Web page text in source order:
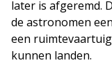
later is afgeremd.
de astronomen
een
kunnen landen.